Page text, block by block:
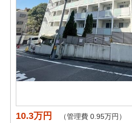
10.3万円 （管理費 0.95万円）